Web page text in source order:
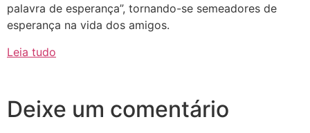
palavra de esperança”, tornando-se semeadores de
esperança na vida dos amigos.
Leia tudo
Deixe um comentário